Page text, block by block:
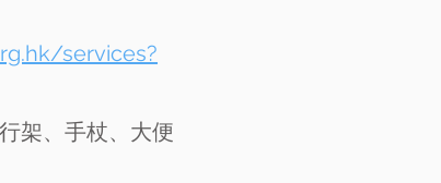
services?
架、手杖、大便